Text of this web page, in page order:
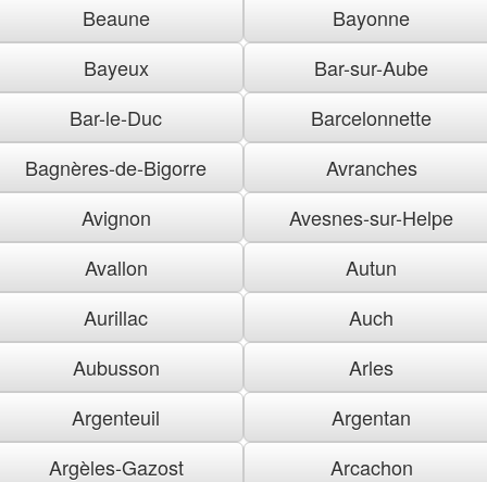
Beaune
Bayonne
Bayeux
Bar-sur-Aube
Bar-le-Duc
Barcelonnette
Bagnères-de-Bigorre
Avranches
Avignon
Avesnes-sur-Helpe
Avallon
Autun
Aurillac
Auch
Aubusson
Arles
Argenteuil
Argentan
Argèles-Gazost
Arcachon